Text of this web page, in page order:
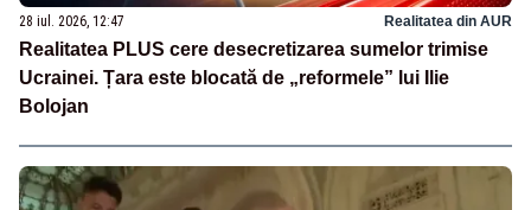
28 iul. 2026, 12:47 Realitatea din AUR
Realitatea PLUS cere desecretizarea sumelor trimise
Ucrainei. Țara este blocată de „reformele” lui Ilie
Bolojan